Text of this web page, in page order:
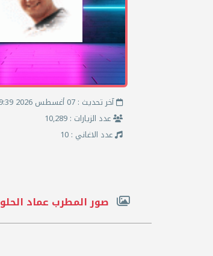
آخر تحديث : 07 أغسطس 2026 09:39 ص
عدد الزيارات : 10,289
عدد الاغاني : 10
صور المطرب عماد الحلو